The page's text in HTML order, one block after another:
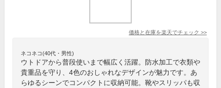
価格と在庫を楽天でチェック >>
ネコネコ(40代・男性)
ウトドアから普段使いまで幅広く活躍。防水加工で衣類や
貴重品を守り、4色のおしゃれなデザインが魅力です。あ
らゆるシーンでコンパクトに収納可能。靴やスリッパも収